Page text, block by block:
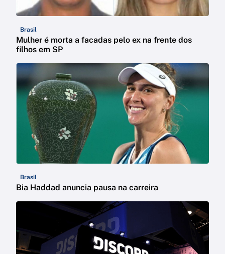
Brasil
Mulher é morta a facadas pelo ex na frente dos
filhos em SP
Brasil
Bia Haddad anuncia pausa na carreira